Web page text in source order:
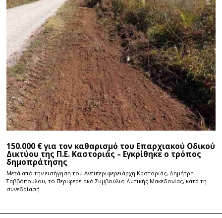
150.000 € για τον καθαρισμό του Επαρχιακού Οδικού
Δικτύου της Π.Ε. Καστοριάς – Εγκρίθηκε ο τρόπος
δημοπράτησης
Μετά από την εισήγηση του Αντιπεριφερειάρχη Καστοριάς, Δημήτρη
Σαββόπουλου, το Περιφερειακό Συμβούλιο Δυτικής Μακεδονίας, κατά τη
συνεδρίασή